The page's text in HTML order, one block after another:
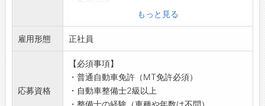
・OJT研修（育成担当によるマンツーマン）か
らスタートします！
・入社後、1か月ずつ各部門（整備部・小型車体
部・大型サービス部）を回り、3ヶ月後に配属
面談を実施するので、適正を踏まえて適切な配
属をする環境が整っています。
【評価制度】
・一般整備
・整備結果の説明
・故障診断
・オイル交換
・タイヤ交換
・リコール関係作業
もっと見る
雇用形態 正社員
応募資格
【必須事項】
・普通自動車免許（MT免許必須）
・自動車整備士2級以上
・整備士の経験（車種や年数は不問）